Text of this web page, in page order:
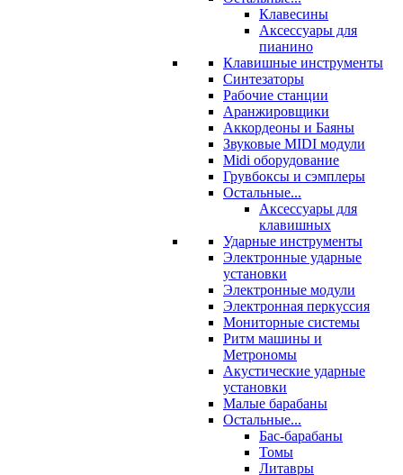
Клавесины
Аксессуары для
пианино
Клавишные инструменты
Синтезаторы
Рабочие станции
Аранжировщики
Аккордеоны и Баяны
Звуковые MIDI модули
Midi оборудование
Грувбоксы и сэмплеры
Остальные...
Аксессуары для
клавишных
Ударные инструменты
Электронные ударные
установки
Электронные модули
Электронная перкуссия
Мониторные системы
Ритм машины и
Метрономы
Акустические ударные
установки
Малые барабаны
Остальные...
Бас-барабаны
Томы
Литавры